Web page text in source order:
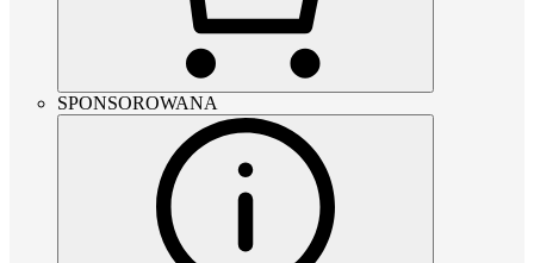
SPONSOROWANA